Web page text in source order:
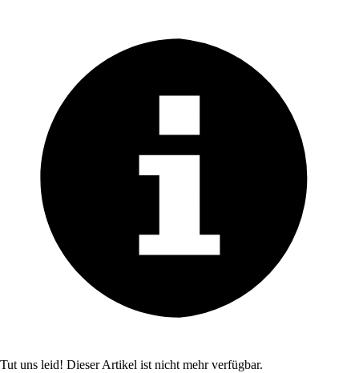
Tut uns leid! Dieser Artikel ist nicht mehr verfügbar.